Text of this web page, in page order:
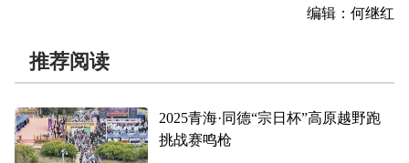
编辑：何继红
推荐阅读
2025青海·同德“宗日杯”高原越野跑
挑战赛鸣枪